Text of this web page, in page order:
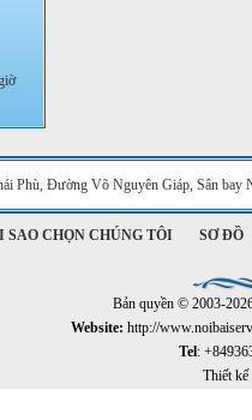
Phù, Đường Võ Nguyên Giáp, Sân bay
SAO CHỌN CHÚNG TÔI
SƠ ĐỒ
Bản quyền © 2003-
Website: http://
Tel:
Thiết kế